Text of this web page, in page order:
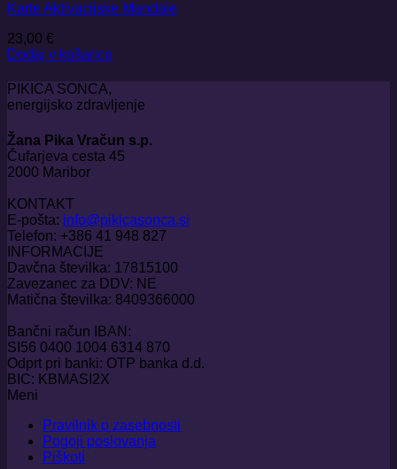
Karte Aktivacijske Mandale
23,00 €
Dodaj v košarico
PIKICA SONCA,
energijsko zdravljenje
Žana Pika Vračun s.p.
Čufarjeva cesta 45
2000 Maribor
KONTAKT
E-pošta: info@pikicasonca.si
Telefon: +386 41 948 827
INFORMACIJE
Davčna številka: 17815100
Zavezanec za DDV: NE
Matična številka: 8409366000
Bančni račun IBAN:
SI56 0400 1004 6314 870
Odprt pri banki: OTP banka d.d.
BIC: KBMASI2X
Meni
Pravilnik o zasebnosti
Pogoji poslovanja
Piškoti